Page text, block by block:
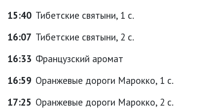
15:40 Тибетские святыни, 1 с.
16:07 Тибетские святыни, 2 с.
16:33 Французский аромат
16:59 Оранжевые дороги Марокко, 1 с.
17:25 Оранжевые дороги Марокко, 2 с.